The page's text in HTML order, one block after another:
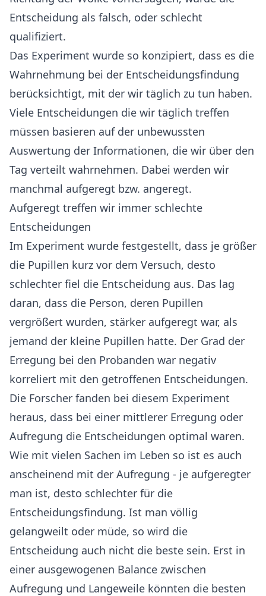
Entscheidung als falsch, oder schlecht
qualifiziert.
Das Experiment wurde so konzipiert, dass es die
Wahrnehmung bei der Entscheidungsfindung
berücksichtigt, mit der wir täglich zu tun haben.
Viele Entscheidungen die wir täglich treffen
müssen basieren auf der unbewussten
Auswertung der Informationen, die wir über den
Tag verteilt wahrnehmen. Dabei werden wir
manchmal aufgeregt bzw. angeregt.
Aufgeregt treffen wir immer schlechte
Entscheidungen
Im Experiment wurde festgestellt, dass je größer
die Pupillen kurz vor dem Versuch, desto
schlechter fiel die Entscheidung aus. Das lag
daran, dass die Person, deren Pupillen
vergrößert wurden, stärker aufgeregt war, als
jemand der kleine Pupillen hatte. Der Grad der
Erregung bei den Probanden war negativ
korreliert mit den getroffenen Entscheidungen.
Die Forscher fanden bei diesem Experiment
heraus, dass bei einer mittlerer Erregung oder
Aufregung die Entscheidungen optimal waren.
Wie mit vielen Sachen im Leben so ist es auch
anscheinend mit der Aufregung - je aufgeregter
man ist, desto schlechter für die
Entscheidungsfindung. Ist man völlig
gelangweilt oder müde, so wird die
Entscheidung auch nicht die beste sein. Erst in
einer ausgewogenen Balance zwischen
Aufregung und Langeweile könnten die besten